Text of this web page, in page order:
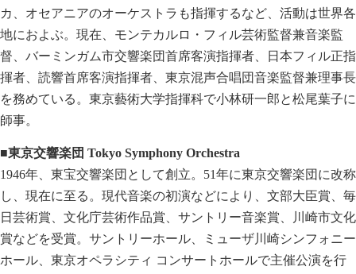
カ、オセアニアのオーケストラも指揮するなど、活動は世界各
地におよぶ。現在、モンテカルロ・フィル芸術監督兼音楽監
督、バーミンガム市交響楽団首席客演指揮者、日本フィル正指
揮者、読響首席客演指揮者、東京混声合唱団音楽監督兼理事長
を務めている。東京藝術大学指揮科で小林研一郎と松尾葉子に
師事。
■東京交響楽団 Tokyo Symphony Orchestra
1946年、東宝交響楽団として創立。51年に東京交響楽団に改称
し、現在に至る。現代音楽の初演などにより、文部大臣賞、毎
日芸術賞、文化庁芸術作品賞、サントリー音楽賞、川崎市文化
賞などを受賞。サントリーホール、ミューザ川崎シンフォニー
ホール、東京オペラシティ コンサートホールで主催公演を行